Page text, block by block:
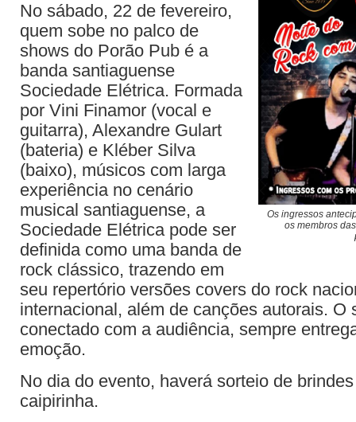
Os ingressos
os membros
No sábado, 22 de fevereiro,
quem sobe no palco de
shows do Porão Pub é a
banda santiaguense
Sociedade Elétrica. Formada
por Vini Finamor (vocal e
guitarra), Alexandre Gulart
(bateria) e Kléber Silva
(baixo), músicos com larga
experiência no cenário
musical santiaguense, a
Sociedade Elétrica pode ser
definida como uma banda de
rock clássico, trazendo em
seu repertório versões covers do rock
internacional, além de canções autorais. O
conectado com a audiência, sempre
emoção.
No dia do evento, haverá sorteio de
caipirinha.